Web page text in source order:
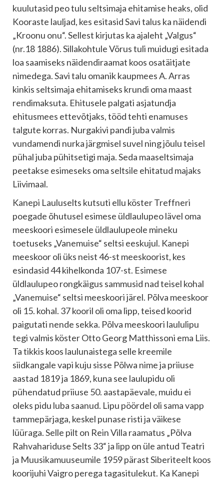
kuulutasid peo tulu seltsimaja ehitamise heaks, olid
Kooraste lauljad, kes esitasid Savi talus ka näidendi
„Kroonu onu“. Sellest kirjutas ka ajaleht „Valgus“
(nr.18 1886). Sillakohtule Võrus tuli muidugi esitada
loa saamiseks näidendiraamat koos osatäitjate
nimedega. Savi talu omanik kaupmees A. Arras
kinkis seltsimaja ehitamiseks krundi oma maast
rendimaksuta. Ehitusele palgati asjatundja
ehitusmees ettevõtjaks, tööd tehti enamuses
talgute korras. Nurgakivi pandi juba valmis
vundamendi nurka järgmisel suvel ning jõulu teisel
pühal juba pühitsetigi maja. Seda maaseltsimaja
peetakse esimeseks oma seltsile ehitatud majaks
Liivimaal.
Kanepi Lauluselts kutsuti ellu köster Treffneri
poegade õhutusel esimese üldlaulupeo lävel oma
meeskoori esimesele üldlaulupeole mineku
toetuseks „Vanemuise“ seltsi eeskujul. Kanepi
meeskoor oli üks neist 46-st meeskoorist, kes
esindasid 44 kihelkonda 107-st. Esimese
üldlaulupeo rongkäigus sammusid nad teisel kohal
„Vanemuise“ seltsi meeskoori järel. Põlva meeskoor
oli 15. kohal. 37 kooril oli oma lipp, teised koorid
paigutati nende sekka. Põlva meeskoori laululipu
tegi valmis köster Otto Georg Matthissoni ema Liis.
Ta tikkis koos laulunaistega selle kreemile
siidkangale vapi kuju sisse Põlwa nime ja priiuse
aastad 1819 ja 1869, kuna see laulupidu oli
pühendatud priiuse 50. aastapäevale, muidu ei
oleks pidu luba saanud. Lipu pöördel oli sama vapp
tammepärjaga, keskel punase risti ja väikese
lüüraga. Selle pilt on Rein Villa raamatus „Põlva
Rahvahariduse Selts 33“ ja lipp on üle antud Teatri
ja Muusikamuuseumile 1959 pärast Siberiteelt koos
koorijuhi Vaigro perega tagasitulekut. Ka Kanepi